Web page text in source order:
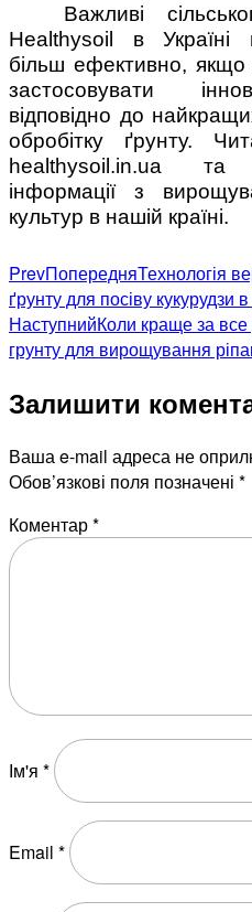
Важливі
Healthysoil в Україні
більш ефективно,
застосовувати
відповідно до
обробітку ґрунту.
healthysoil.in.ua та
інформації з
культур в нашій країні.
PrevПопередняТехнологія
ґрунту для посіву кукурудзи
НаступнийКоли краще за
грунту для вирощування
Залишити
Ваша e-mail адреса не
Обов’язкові поля позначені *
Коментар*
Ім'я *
Email *